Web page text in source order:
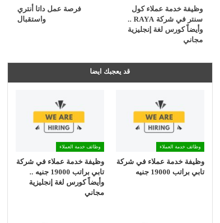
وظيفة خدمة عملاء كول
سنتر في شركة RAYA ..
وأيضاً كورس لغة إنجليزية
مجاني
فرصة عمل داتا أنتري
واستقبال
قد يعجبك ايضا
وظائف خدمة العملاء
وظيفة خدمة عملاء في شركة
تابي براتب 19000 جنيه
وظائف خدمة العملاء
وظيفة خدمة عملاء في شركة
تابي براتب 19000 جنيه ..
وأيضاً كورس لغة إنجليزية
مجاني